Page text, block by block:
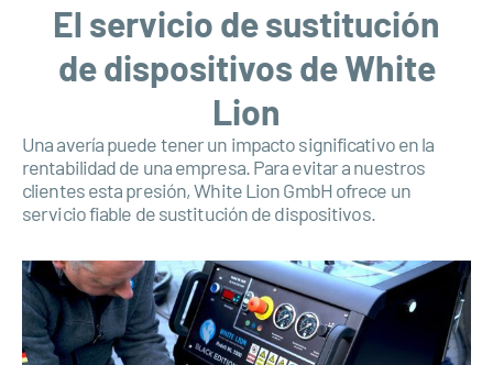
El servicio de sustitución
de dispositivos de White
Lion
Una avería puede tener un impacto significativo en la
rentabilidad de una empresa. Para evitar a nuestros
clientes esta presión, White Lion GmbH ofrece un
servicio fiable de sustitución de dispositivos.